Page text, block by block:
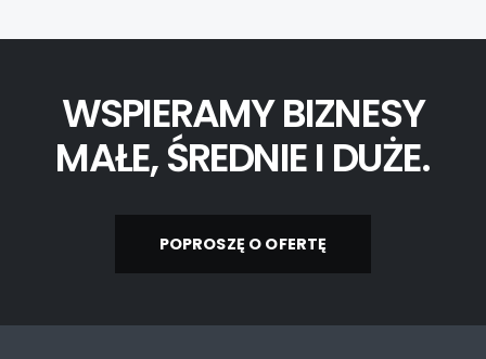
WSPIERAMY BIZNESY
MAŁE, ŚREDNIE I DUŻE.
POPROSZĘ O OFERTĘ